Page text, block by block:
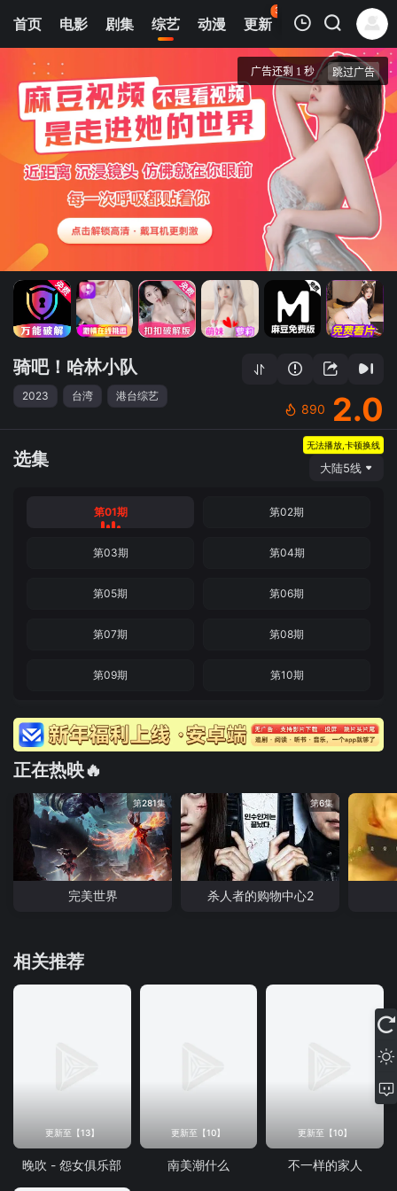
首页 电影 剧集 综艺 动漫 更新
37
热榜 APP
第01期
骑吧！哈林小队
清空
骑吧！哈林小队
2023 台湾 港台综艺
890 2.0
选集
无法播放,卡顿换线
大陆5线
第01期 第02期
第03期 第04期
第05期 第06期
第07期 第08期
第09期 第10期
正在热映🔥
第281集
完美世界
第6集
杀人者的购物中心2
相关推荐
更新至【13】
晚吹 - 怨女俱乐部
更新至【10】
南美潮什么
更新至【10】
不一样的家人